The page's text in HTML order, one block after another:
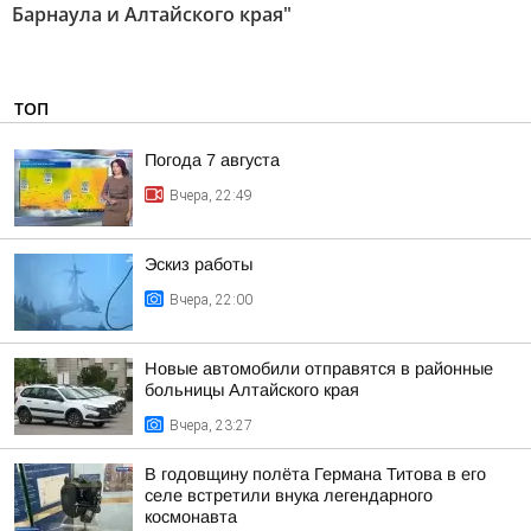
Барнаула и Алтайского края"
ТОП
Погода 7 августа
Вчера, 22:49
Эскиз работы
Вчера, 22:00
Новые автомобили отправятся в районные
больницы Алтайского края
Вчера, 23:27
В годовщину полёта Германа Титова в его
селе встретили внука легендарного
космонавта